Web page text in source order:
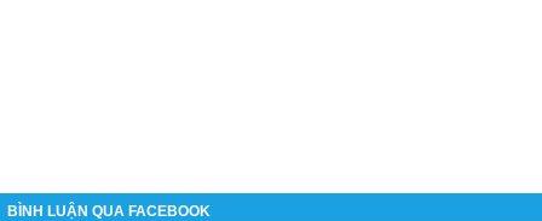
BÌNH LUẬN QUA FACEBOOK